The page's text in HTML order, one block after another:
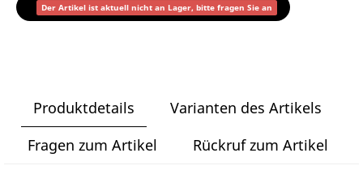
Der Artikel ist aktuell nicht an Lager, bitte fragen Sie an
Produktdetails
Varianten des Artikels
Fragen zum Artikel
Rückruf zum Artikel